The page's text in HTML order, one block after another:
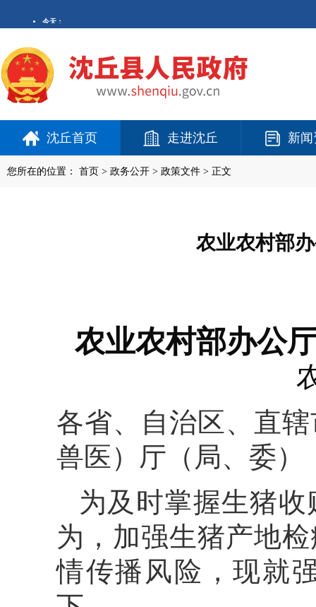
沈丘首页 走进沈丘 新
您所在的位置： 首页 > 政务公开 > 政策文件 > 正文
农业农村部
农业农村部办公
各省、自治区、直
兽医）厅（局、委）
为及时掌握生猪
为，加强生猪产地
情传播风险，现就